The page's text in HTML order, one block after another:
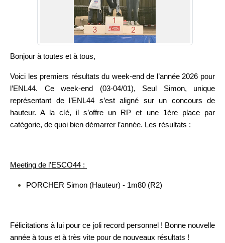
Bonjour à toutes et à tous,
Voici les premiers résultats du week-end de l’année 2026 pour
l’ENL44. Ce week-end (03-04/01), Seul Simon, unique
représentant de l’ENL44 s’est aligné sur un concours de
hauteur. A la clé, il s’offre un RP et une 1ère place par
catégorie, de quoi bien démarrer l’année. Les résultats :
Meeting de l’ESCO44 :
PORCHER Simon (Hauteur) - 1m80 (R2)
Félicitations à lui pour ce joli record personnel ! Bonne nouvelle
année à tous et à très vite pour de nouveaux résultats !